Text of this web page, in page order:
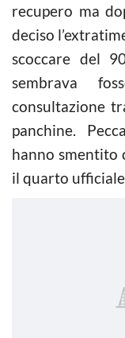
recupero ma
deciso
scoccare del
sembrava
consultazione
panchine.
hanno smentito
il quarto